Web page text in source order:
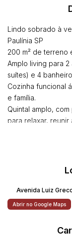
Lindo sobrado à
Paulínia SP
200 m² de terreno
Amplo living para 2
suítes) e 4
Cozinha funcional
e família.
Quintal amplo,
para relaxar, reunir
até construir uma
Edícula completa
Aceita permuta até
Maiores
Avenida Luiz
Abrir no Google Maps